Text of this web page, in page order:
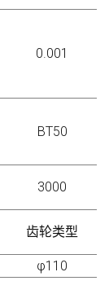
0.001
BT50
3000
齿轮类型
φ110